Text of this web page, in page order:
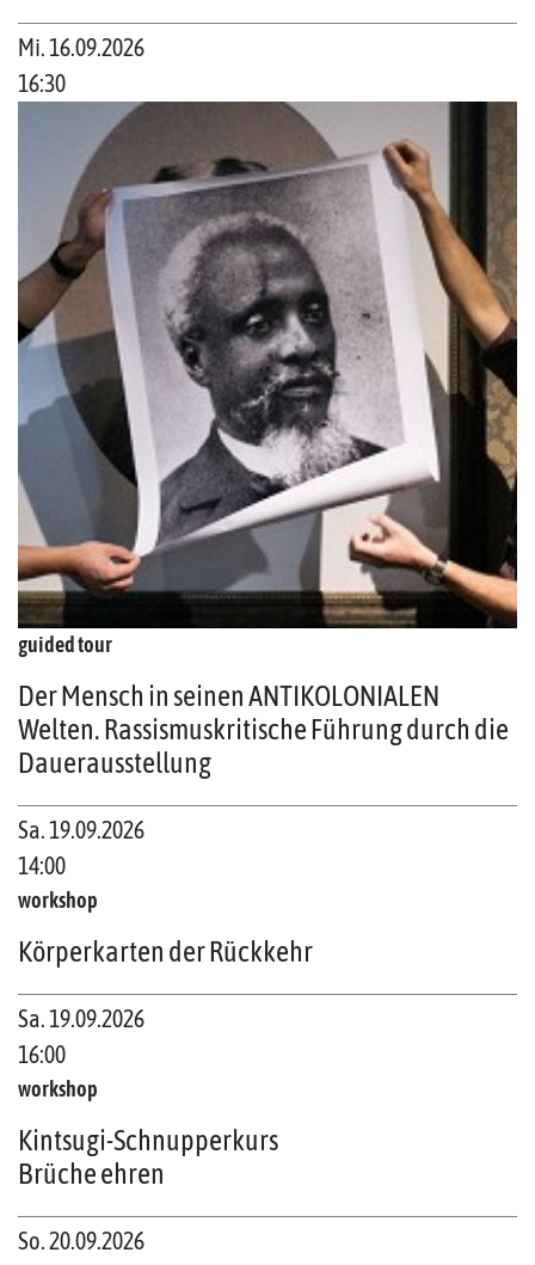
Mi. 16.09.2026
16:30
guided tour
Der Mensch in seinen ANTIKOLONIALEN
Welten. Rassismuskritische Führung durch die
Dauerausstellung
Sa. 19.09.2026
14:00
workshop
Körperkarten der Rückkehr
Sa. 19.09.2026
16:00
workshop
Kintsugi-Schnupperkurs
Brüche ehren
So. 20.09.2026